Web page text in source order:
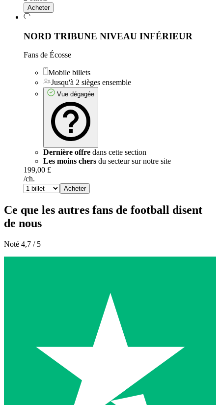
Acheter
NORD TRIBUNE NIVEAU INFÉRIEUR
Fans de Écosse
Mobile billets
Jusqu'à 2 sièges ensemble
Vue dégagée
Dernière offre dans cette section
Les moins chers du secteur sur notre site
199,00 £
/ch.
Acheter
Ce que les autres fans de football disent
de nous
Noté 4,7 / 5